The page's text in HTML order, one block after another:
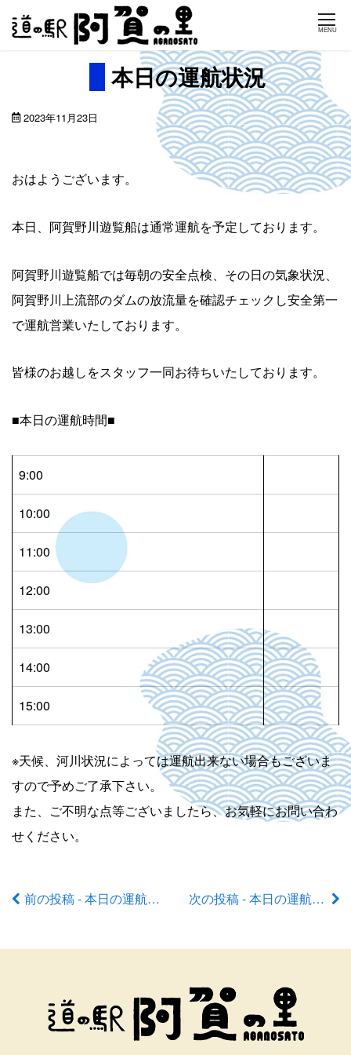
Skip
MENU
本日の運航状況
2023年11月23日
おはようございます。
本日、阿賀野川遊覧船は通常運航を予定しております。
阿賀野川遊覧船では毎朝の安全点検、その日の気象状況、
阿賀野川上流部のダムの放流量を確認チェックし安全第一
で運航営業いたしております。
皆様のお越しをスタッフ一同お待ちいたしております。
■本日の運航時間■
9:00
10:00
11:00
12:00
13:00
14:00
15:00
※天候、河川状況によっては運航出来ない場合もございま
すので予めご了承下さい。
また、ご不明な点等ございましたら、お気軽にお問い合わ
せください。
前前の投稿 - 本日の運航状況 次の投稿 - 本日の運航状況